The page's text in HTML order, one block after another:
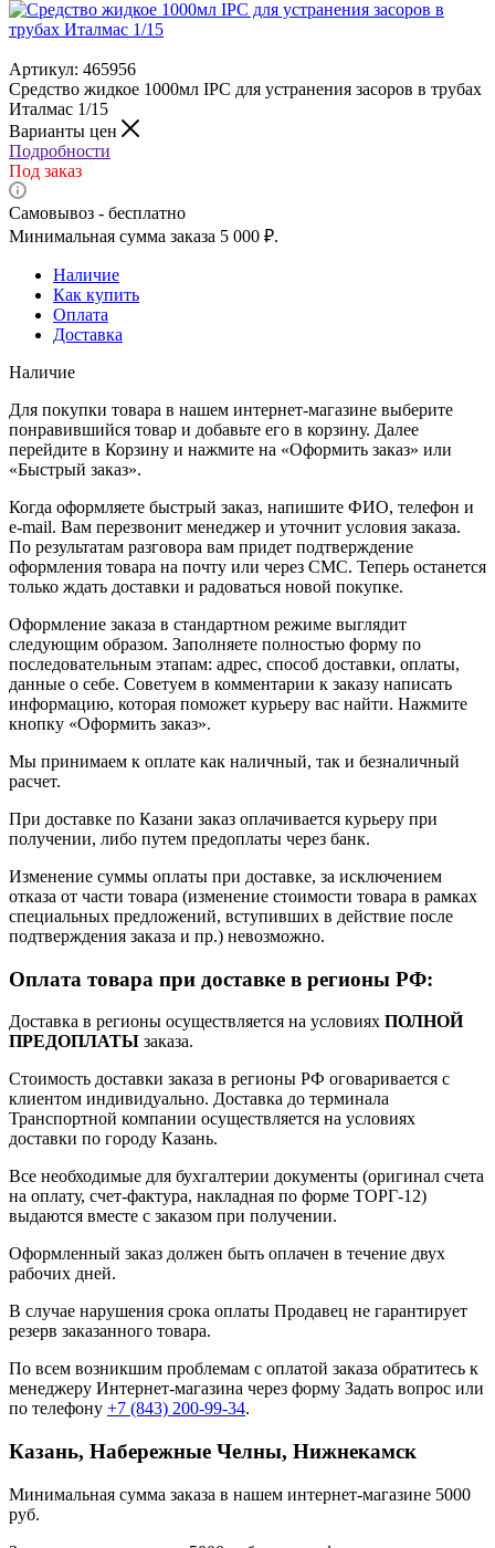
Артикул: 465956
Средство жидкое 1000мл IPC для устранения засоров в трубах
Италмас 1/15
Варианты цен
Подробности
Под заказ
Самовывоз - бесплатно
Минимальная сумма заказа 5 000 ₽.
Наличие
Как купить
Оплата
Доставка
Наличие
Для покупки товара в нашем интернет-магазине выберите
понравившийся товар и добавьте его в корзину. Далее
перейдите в Корзину и нажмите на «Оформить заказ» или
«Быстрый заказ».
Когда оформляете быстрый заказ, напишите ФИО, телефон и
e-mail. Вам перезвонит менеджер и уточнит условия заказа.
По результатам разговора вам придет подтверждение
оформления товара на почту или через СМС. Теперь останется
только ждать доставки и радоваться новой покупке.
Оформление заказа в стандартном режиме выглядит
следующим образом. Заполняете полностью форму по
последовательным этапам: адрес, способ доставки, оплаты,
данные о себе. Советуем в комментарии к заказу написать
информацию, которая поможет курьеру вас найти. Нажмите
кнопку «Оформить заказ».
Мы принимаем к оплате как наличный, так и безналичный
расчет.
При доставке по Казани заказ оплачивается курьеру при
получении, либо путем предоплаты через банк.
Изменение суммы оплаты при доставке, за исключением
отказа от части товара (изменение стоимости товара в рамках
специальных предложений, вступивших в действие после
подтверждения заказа и пр.) невозможно.
Оплата товара при доставке в регионы РФ:
Доставка в регионы осуществляется на условиях ПОЛНОЙ
ПРЕДОПЛАТЫ заказа.
Стоимость доставки заказа в регионы РФ оговаривается с
клиентом индивидуально. Доставка до терминала
Транспортной компании осуществляется на условиях
доставки по городу Казань.
Все необходимые для бухгалтерии документы (оригинал счета
на оплату, счет-фактура, накладная по форме ТОРГ-12)
выдаются вместе с заказом при получении.
Оформленный заказ должен быть оплачен в течение двух
рабочих дней.
В случае нарушения срока оплаты Продавец не гарантирует
резерв заказанного товара.
По всем возникшим проблемам с оплатой заказа обратитесь к
менеджеру Интернет-магазина через форму Задать вопрос или
по телефону +7 (843) 200-99-34.
Казань, Набережные Челны, Нижнекамск
Минимальная сумма заказа в нашем интернет-магазине 5000
руб.